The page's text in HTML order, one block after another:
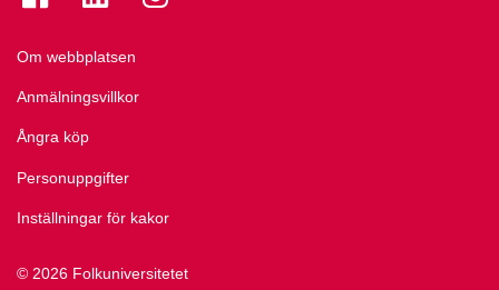
© 2026 Folkuniversitetet
Om webbplatsen
Anmälningsvillkor
Ångra köp
Personuppgifter
Inställningar för kakor